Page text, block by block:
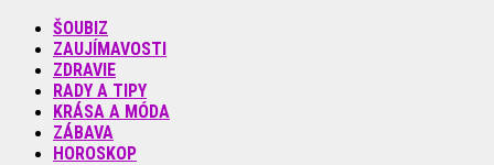
ŠOUBIZ
ZAUJÍMAVOSTI
ZDRAVIE
RADY A TIPY
KRÁSA A MÓDA
ZÁBAVA
HOROSKOP